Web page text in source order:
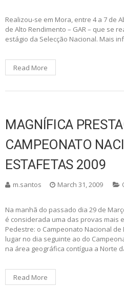
Realizou-se em Mora, entre 4 a 7 de
de Alto Rendimento – GAR – que se
estágio da Selecção Nacional. Mais
Read More
MAGNÍFICA
CAMPEONATO
ESTAFETAS 2009
m.santos March 31, 2009
Na manhã do passado dia 29 de
é considerada uma das provas mais
Pedestre: o Campeonato Nacional de
lugar no dia seguinte ao do
na área geográfica contígua a Norte
Read More